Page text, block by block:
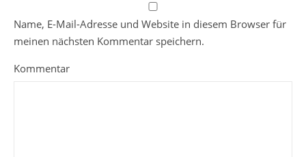
Name, E-Mail-Adresse und Website in diesem Browser für
meinen nächsten Kommentar speichern.
Kommentar